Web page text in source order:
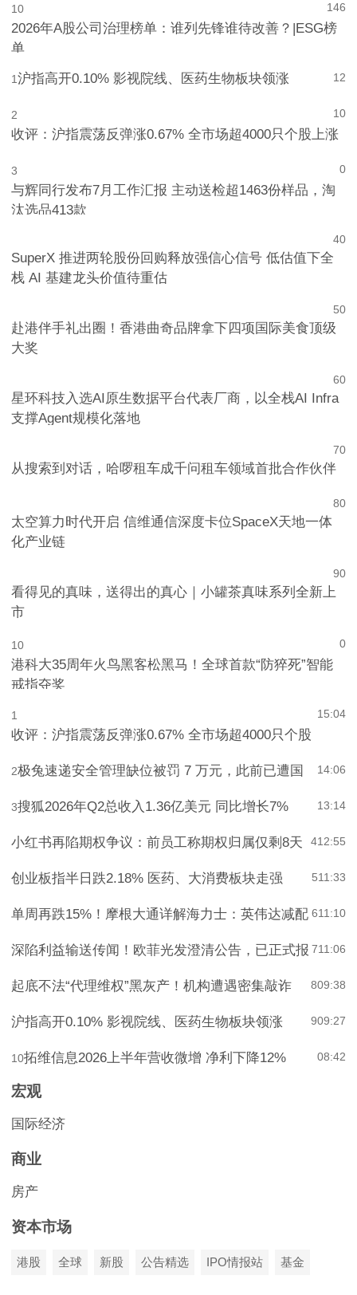
146
10
2026年A股公司治理榜单：谁列先锋谁待改善？|ESG榜
单
12
1沪指高开0.10% 影视院线、医药生物板块领涨
10
2
收评：沪指震荡反弹涨0.67% 全市场超4000只个股上涨
0
3
与辉同行发布7月工作汇报 主动送检超1463份样品，淘
汰选品413款
0
4
SuperX 推进两轮股份回购释放强信心信号 低估值下全
栈 AI 基建龙头价值待重估
0
5
赴港伴手礼出圈！香港曲奇品牌拿下四项国际美食顶级
大奖
0
6
星环科技入选AI原生数据平台代表厂商，以全栈AI Infra
支撑Agent规模化落地
0
7
从搜索到对话，哈啰租车成千问租车领域首批合作伙伴
0
8
太空算力时代开启 信维通信深度卡位SpaceX天地一体
化产业链
0
9
看得见的真味，送得出的真心｜小罐茶真味系列全新上
市
0
10
港科大35周年火鸟黑客松黑马！全球首款“防猝死”智能
戒指夺奖
15:04
1
收评：沪指震荡反弹涨0.67% 全市场超4000只个股
14:06
2极兔速递安全管理缺位被罚 7 万元，此前已遭国
13:14
3搜狐2026年Q2总收入1.36亿美元 同比增长7%
12:55
4
小红书再陷期权争议：前员工称期权归属仅剩8天
11:33
5
创业板指半日跌2.18% 医药、大消费板块走强
11:10
6
单周再跌15%！摩根大通详解海力士：英伟达减配
11:06
7
深陷利益输送传闻！欧菲光发澄清公告，已正式报
09:38
8
起底不法“代理维权”黑灰产！机构遭遇密集敲诈
09:27
9
沪指高开0.10% 影视院线、医药生物板块领涨
08:42
10拓维信息2026上半年营收微增 净利下降12%
宏观
国际经济
商业
房产
资本市场
港股 全球 新股 公告精选 IPO情报站 基金